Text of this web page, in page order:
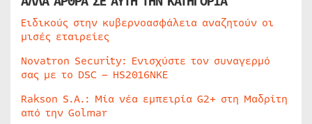
Ειδικούς στην κυβερνοασφάλεια αναζητούν οι
μισές εταιρείες
Novatron Security: Ενισχύστε τον συναγερμό
σας με το DSC – HS2016NKE
Rakson S.A.: Μία νέα εμπειρία G2+ στη Μαδρίτη
από την Golmar